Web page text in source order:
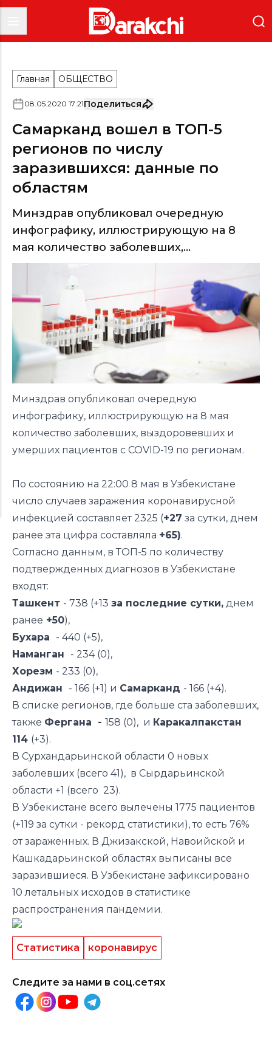
Главная ОБЩЕСТВО
08.05.2020 17:21Поделиться
Самарканд вошел в ТОП-5
регионов по числу
заразившихся: данные по
областям
Минздрав опубликовал очередную
инфографику, иллюстрирующую на 8
мая количество заболевших,...
Минздрав опубликовал очередную
инфографику, иллюстрирующую на 8 мая
количество заболевших, выздоровевших и
умерших пациентов с COVID-19 по регионам.
По состоянию на 22:00 8 мая в Узбекистане
число случаев заражения коронавирусной
инфекцией составляет 2325 (+27 за сутки, днем
ранее эта цифра составляла +65).
Согласно данным, в ТОП-5 по количеству
подтвержденных диагнозов в Узбекистане
входят:
Ташкент - 738 (+13 за последние сутки, днем
ранее +50),
Бухара - 440 (+5),
Наманган - 234 (0),
Хорезм - 233 (0),
Андижан - 166 (+1) и Самарканд - 166 (+4).
В списке регионов, где больше ста заболевших,
также Фергана - 158 (0), и Каракалпакстан
114 (+3).
В Сурхандарьинской области 0 новых
заболевших (всего 41), в Сырдарьинской
области +1 (всего 23).
В Узбекистане всего вылечены 1775 пациентов
(+119 за сутки - рекорд статистики), то есть 76%
от зараженных. В Джизакской, Навоийской и
Кашкадарьинской областях выписаны все
заразившиеся. В Узбекистане зафиксировано
10 летальных исходов в статистике
распространения пандемии.
Статистика коронавирус
Следите за нами в соц.сетях